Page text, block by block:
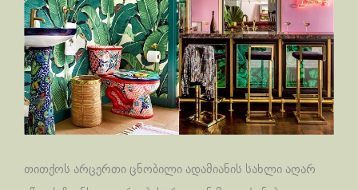
თითქოს არცერთი ცნობილი ადამიანის სახლი აღარ